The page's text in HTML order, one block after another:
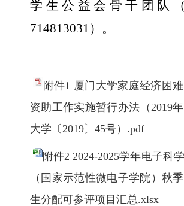
学生公益会骨干团队（
714813031）。
附件1 厦门大学家庭经济困
资助工作实施暂行办法（2019
大学〔2019〕45号）.pdf
附件2 2024-2025学年电子科
（国家示范性微电子学院）秋
生分配可参评项目汇总.xlsx